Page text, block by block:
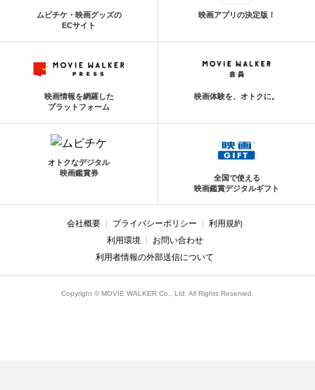
ムビチケ・映画グッズの
ECサイト
映画アプリの決定版！
映画情報を網羅した
プラットフォーム
映画体験を、オトクに。
オトクなデジタル
映画鑑賞券
全国で使える
映画鑑賞デジタルギフト
会社概要 プライバシーポリシー
利用規約
利用環境
お問い合わせ
利用者情報の外部送信について
Copyright © MOVIE WALKER Co., Ltd. All Rights Reserved.